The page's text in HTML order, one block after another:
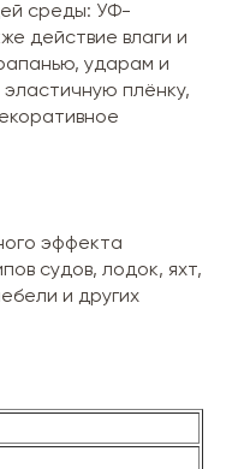
среды: УФ-
действие влаги и
ударам и
плёнку,
эффекта
судов, лодок, яхт,
и других